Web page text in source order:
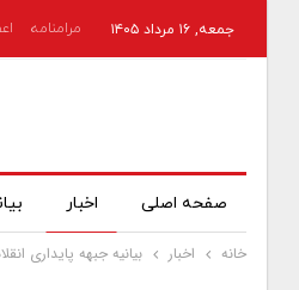
جمعه, ۱۶ مرداد ۱۴۰۵ مرامنامه
صفحه اصلی اخبار
خانه اخبار بیانیه جبهه پایداری